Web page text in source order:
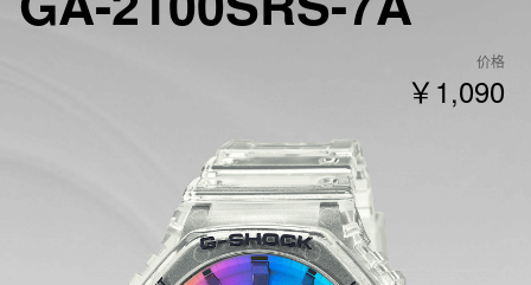
价格
￥1,090